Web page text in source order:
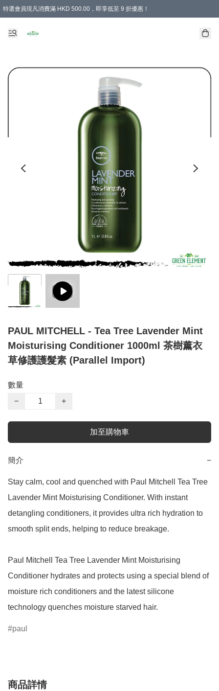
特選會員現凡消費滿 HKD 500.00，即享低至 9 折優惠！
PAUL MITCHELL - Tea Tree Lavender Mint
Moisturising Conditioner 1000ml 茶樹薰衣
草修護護髮素 (Parallel Import)
數量
−
+
加至購物車
簡介 −
Stay calm, cool and quenched with Paul Mitchell Tea Tree
Lavender Mint Moisturising Conditioner. With instant
detangling conditioners, it provides ultra rich hydration to
smooth split ends, helping to reduce breakage.
Paul Mitchell Tea Tree Lavender Mint Moisturising
Conditioner hydrates and protects using a special blend of
moisture rich conditioners and the latest silicone
technology quenches moisture starved hair.
paul
商品詳情